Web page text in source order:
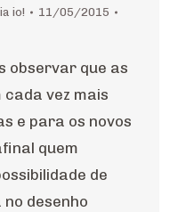
io!
11/05/2015
observar que as
vez mais
e para os novos
quem
de
desenho